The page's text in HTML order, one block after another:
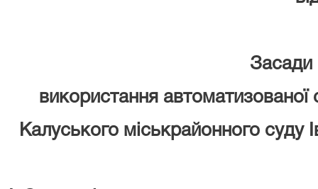
Засади
використання автоматизованої
Калуського міськрайонного суду